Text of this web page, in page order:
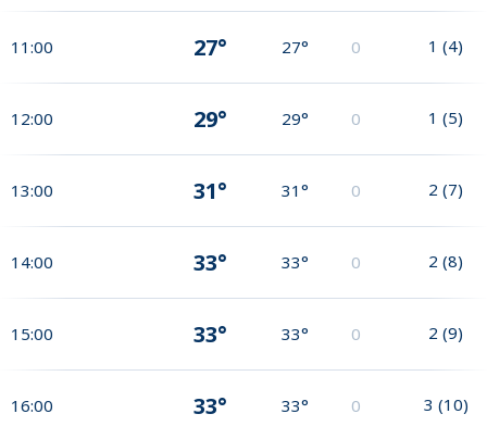
11:00 27° 27° 0 1 (4)
12:00 29° 29° 0 1 (5)
13:00 31° 31° 0 2 (7)
14:00 33° 33° 0 2 (8)
15:00 33° 33° 0 2 (9)
16:00 33° 33° 0 3 (10)